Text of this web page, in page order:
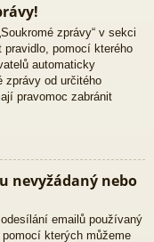
zprávy“ v sekci
pravidlo, pomocí kterého
automaticky
zprávy od určitého
pravomoc zabránit
nevyžádaný nebo
emailů používaný
kterých můžeme